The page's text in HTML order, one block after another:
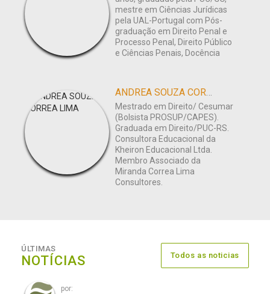
mestre em Ciências Jurídicas
pela UAL-Portugal com Pós-
graduação em Direito Penal e
Processo Penal, Direito Público
e Ciências Penais, Docência
ANDREA SOUZA CORREA LIMA
Mestrado em Direito/ Cesumar
(Bolsista PROSUP/CAPES).
Graduada em Direito/PUC-RS.
Consultora Educacional da
Kheiron Educacional Ltda.
Membro Associado da
Miranda Correa Lima
Consultores.
ÚLTIMAS
NOTÍCIAS Todos as noticias
por: